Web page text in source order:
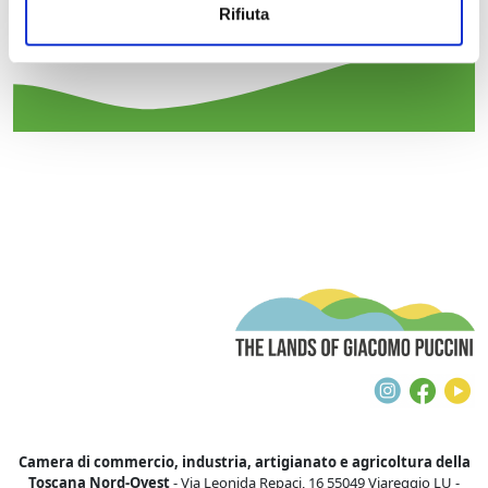
Rifiuta
Camera di commercio, industria, artigianato e agricoltura della
Toscana Nord-Ovest- Via Leonida Repaci, 16 55049 Viareggio LU -